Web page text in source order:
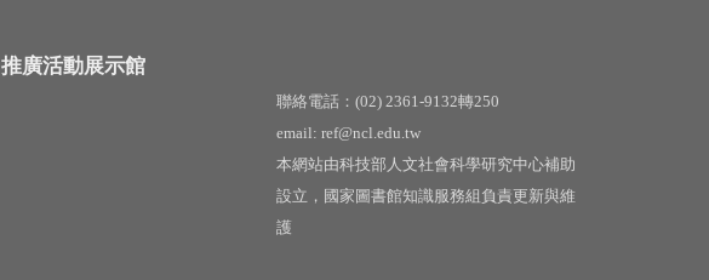
推廣活動展示館
聯絡電話：(02) 2361-9132轉250
email: ref@ncl.edu.tw
本網站由科技部人文社會科學研究中心補助
設立，國家圖書館知識服務組負責更新與維
護